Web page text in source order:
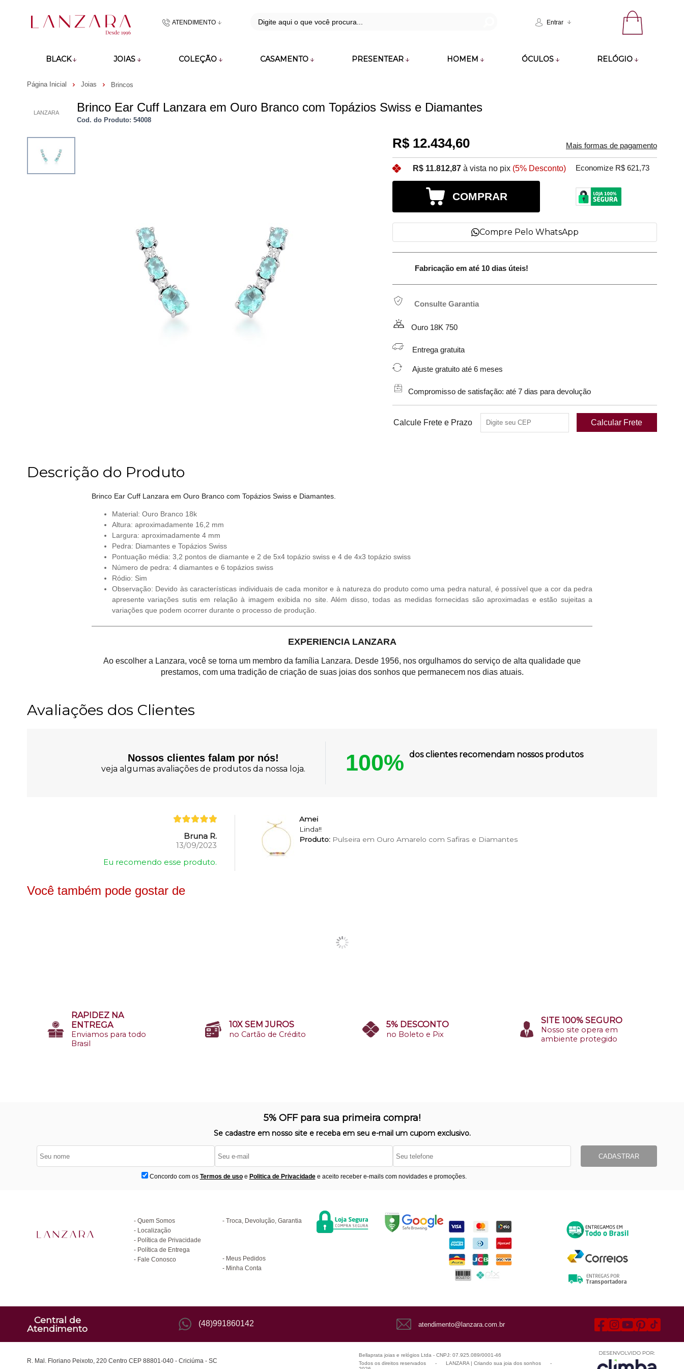
ATENDIMENTO
(48)991860142
Entrar
BLACK JOIAS COLEÇÃO CASAMENTO PRESENTEAR HOMEM ÓCULOS RELÓGIO
Página Inicial Joias Brincos
LANZARA Brinco Ear Cuff Lanzara em Ouro Branco com Topázios Swiss e Diamantes
Cod. do Produto: 54008
R$ 12.434,60 Mais formas de pagamento
R$ 11.812,87à vista no pix (5% Desconto) Economize R$ 621,73
COMPRAR
Compre Pelo WhatsApp
Fabricação em até 10 dias úteis!
Consulte Garantia
Ouro 18K 750
Entrega gratuita
Ajuste gratuito até 6 meses
Compromisso de satisfação: até 7 dias para devolução
Calcule Frete e Prazo
Descrição do Produto
Brinco Ear Cuff Lanzara em Ouro Branco com Topázios Swiss e Diamantes.
Material: Ouro Branco 18k
Altura: aproximadamente 16,2 mm
Largura: aproximadamente 4 mm
Pedra: Diamantes e Topázios Swiss
Pontuação média: 3,2 pontos de diamante e 2 de 5x4 topázio swiss e 4 de 4x3 topázio swiss
Número de pedra: 4 diamantes e 6 topázios swiss
Ródio: Sim
Observação: Devido às características individuais de cada monitor e à natureza do produto como uma pedra natural, é possível que a cor da pedra
apresente variações sutis em relação à imagem exibida no site. Além disso, todas as medidas fornecidas são aproximadas e estão sujeitas a
variações que podem ocorrer durante o processo de produção.
EXPERIENCIA LANZARA
Ao escolher a Lanzara, você se torna um membro da família Lanzara. Desde 1956, nos orgulhamos do serviço de alta qualidade que
prestamos, com uma tradição de criação de suas joias dos sonhos que permanecem nos dias atuais.
Avaliações dos Clientes
Nossos clientes falam por nós!
veja algumas avaliações de produtos da nossa loja. 100% dos clientes recomendam nossos produtos
Bruna R.
13/09/2023
Eu recomendo esse produto.
Amei
Linda!!
Produto:Pulseira em Ouro Amarelo com Safiras e Diamantes
Você também pode gostar de
RAPIDEZ NA
ENTREGA
Enviamos para todo
Brasil
10X SEM JUROS
no Cartão de Crédito
5% DESCONTO
no Boleto e Pix
SITE 100% SEGURO
Nosso site opera em
ambiente protegido
5% OFF para sua primeira compra!
Se cadastre em nosso site e receba em seu e-mail um cupom exclusivo.
Concordo com os Termos de usoe Politica de Privacidadee aceito receber e-mails com novidades e promoções.
CADASTRAR
Quem Somos
Localização
Política de Privacidade
Política de Entrega
Fale Conosco
Troca, Devolução, Garantia
Meus Pedidos
Minha Conta
Central de
Atendimento
(48)991860142 atendimento@lanzara.com.br
R. Mal. Floriano Peixoto, 220 Centro CEP 88801-040 - Criciúma - SC
Bellaprata joias e relógios Ltda - CNPJ: 07.925.089/0001-46
Todos os direitos reservados
- LANZARA | Criando sua joia dos sonhos
-